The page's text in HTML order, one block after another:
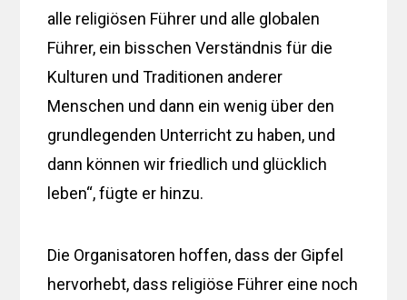
alle religiösen Führer und alle globalen
Führer, ein bisschen Verständnis für die
Kulturen und Traditionen anderer
Menschen und dann ein wenig über den
grundlegenden Unterricht zu haben, und
dann können wir friedlich und glücklich
leben“, fügte er hinzu.
Die Organisatoren hoffen, dass der Gipfel
hervorhebt, dass religiöse Führer eine noch